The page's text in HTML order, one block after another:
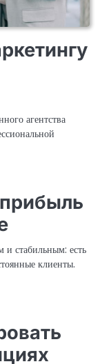
агентства
и стабильным: есть
клиенты.